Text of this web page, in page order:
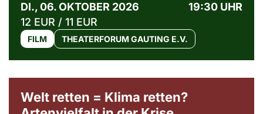
DI., 06. OKTOBER 2026
19:30 UHR
12 EUR / 11 EUR
FILM THEATERFORUM GAUTING E.V.
Welt retten = Klima retten?